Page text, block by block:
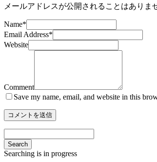
メールアドレスが公開されることはありま
Name*
Email Address*
Website
Comment
Save my name, email, and website in this
Search
Searching is in progress